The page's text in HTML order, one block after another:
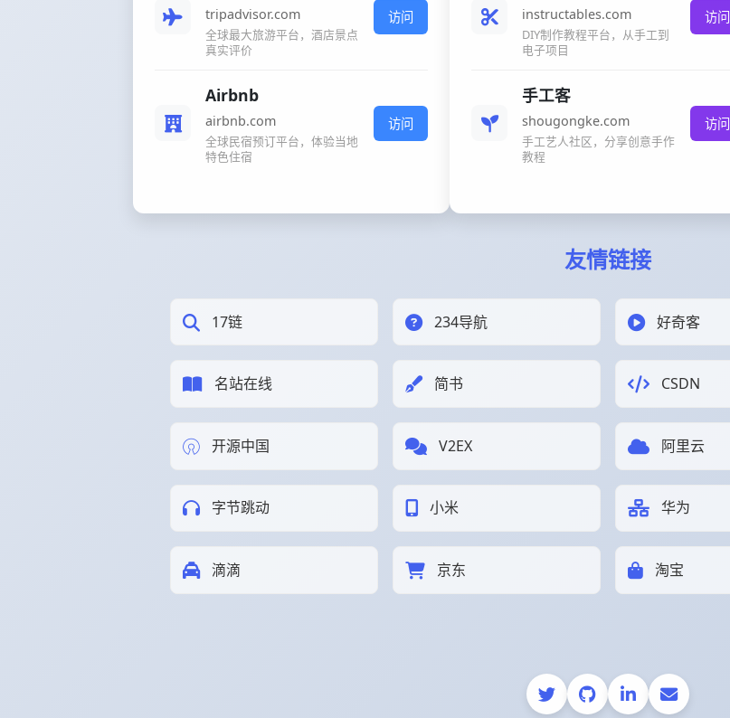
tripadvisor.com
全球最大旅游平台，酒店景点
真实评价
访问
Airbnb
airbnb.com
全球民宿预订平台，体验当地
特色住宿
访问
instructables.com
DIY制作教程平台，从手工到
电子项目
访问
手工客
shougongke.com
手工艺人社区，分享创意手作
教程
访问
友情链接
17链 234导航 好奇客
名站在线 简书 CSDN
开源中国 V2EX 阿里云
字节跳动 小米 华为
滴滴 京东 淘宝